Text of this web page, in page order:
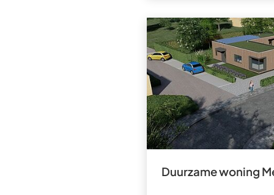
Duurzame woning